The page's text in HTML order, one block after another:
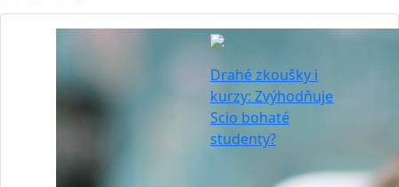
Drahé zkoušky i
kurzy: Zvýhodňuje
Scio bohaté
studenty?